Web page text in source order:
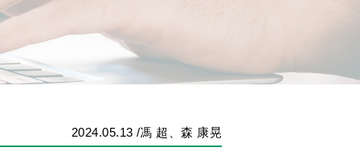
2024.05.13 /馮 超、森 康晃